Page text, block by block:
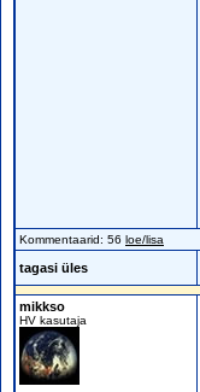
Kommentaarid: 56 loe/lisa
tagasi üles
mikkso
HV kasutaja